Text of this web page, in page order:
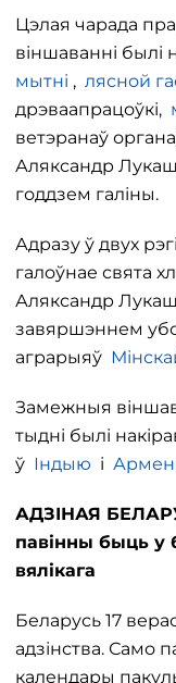
Цэлая чарада
віншаванні былі
мытні , лясной
дрэваапрацоўкі,
ветэранаў
Аляксандр
годдзем галіны.
Адразу ў двух
галоўнае свята
Аляксандр
завяршэннем
аграрыяў
Замежныя
тыдні былі
ў Індыю і
АДЗІНАЯ
павінны быць у
вялікага
Беларусь 17
адзінства. Само
календары